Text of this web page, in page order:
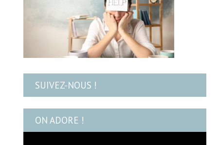
SUIVEZ-NOUS !
ON ADORE !